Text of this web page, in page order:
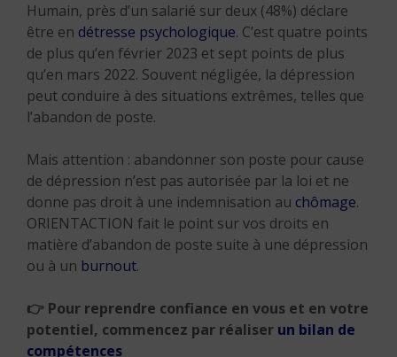
Humain, près d’un salarié sur deux (48%) déclare
être en détresse psychologique. C’est quatre points
de plus qu’en février 2023 et sept points de plus
qu’en mars 2022. Souvent négligée, la dépression
peut conduire à des situations extrêmes, telles que
l’abandon de poste.
Mais attention : abandonner son poste pour cause
de dépression n’est pas autorisée par la loi et ne
donne pas droit à une indemnisation au chômage.
ORIENTACTION fait le point sur vos droits en
matière d’abandon de poste suite à une dépression
ou à un burnout.
👉 Pour reprendre confiance en vous et en votre
potentiel, commencez par réaliser un bilan de
compétences